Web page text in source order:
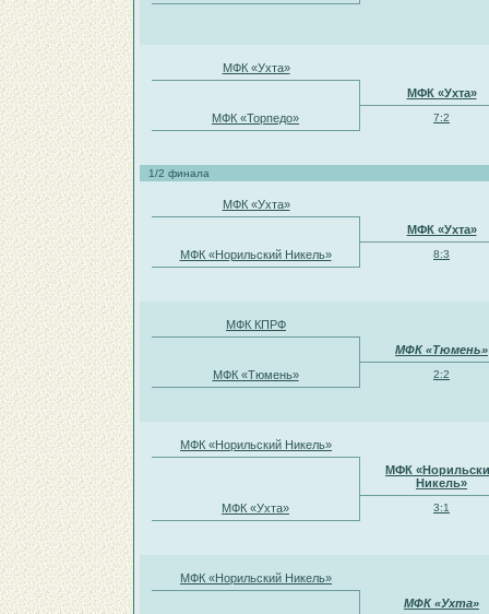
МФК «Ухта»
МФК «Ухта»
МФК «Торпедо»
7:2
1/2 финала
МФК «Ухта»
МФК «Ухта»
МФК «Норильский Никель»
8:3
МФК КПРФ
МФК «Тюмень»
МФК «Тюмень»
2:2
МФК «Норильский Никель»
МФК
Никель»
МФК «Ухта»
3:1
МФК «Норильский Никель»
МФК «Ухта»